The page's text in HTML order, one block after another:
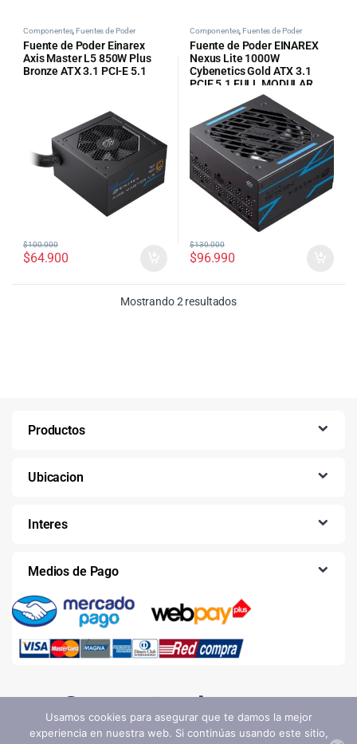
Componentes,Fuentes de Poder
Fuente de Poder Einarex
Axis Master L5 850W Plus
Bronze ATX 3.1 PCI-E 5.1
$64.900
$100.000
Componentes,Fuentes de Poder
Fuente de Poder EINAREX
Nexus Lite 1000W
Cybenetics Gold ATX 3.1
PCIE 5.1 FULL MODULAR
(EXPS-NLT-100-BK)
$96.990
$130.000
Mostrando 2 resultadosOrdenado por precio:
Productos
Ubicacion
Interes
Medios de Pago
Usamos cookies para asegurar que te damos la mejor
experiencia en nuestra web. Si continúas usando este sitio,